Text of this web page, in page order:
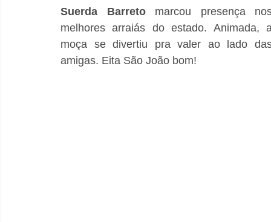
Suerda Barreto marcou presença
melhores arraiás do estado. Animada,
moça se divertiu pra valer ao lado
amigas. Eita São João bom!